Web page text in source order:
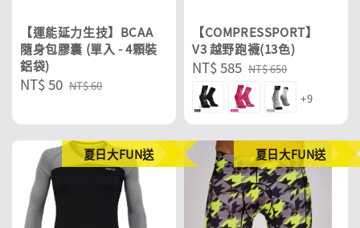
【運能延力生技】BCAA
隨身包膠囊 (單入 - 4顆裝
鋁袋)
Sale
NT$ 50 Regular
NT$ 60
【COMPRESSPORT】
V3 越野跑襪(13色)
Sale
price
NT$ 585 Regular
price
NT$ 650
+9
夏日大FUN送 夏日大FUN送